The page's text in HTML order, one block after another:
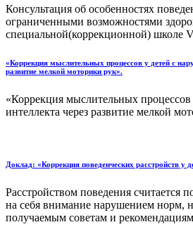
Консультация об особенностях
ограниченными возможностями
специальной(коррекционной) школе
«Коррекция мыслительных процессов у детей с
развитие мелкой моторики рук».
«Коррекция мыслительных
интеллекта через развитие мелкой
Доклад: «Коррекция поведенческих расстройств у
Расстройством поведения считается
на себя внимание нарушением норм,
получаемым советам и